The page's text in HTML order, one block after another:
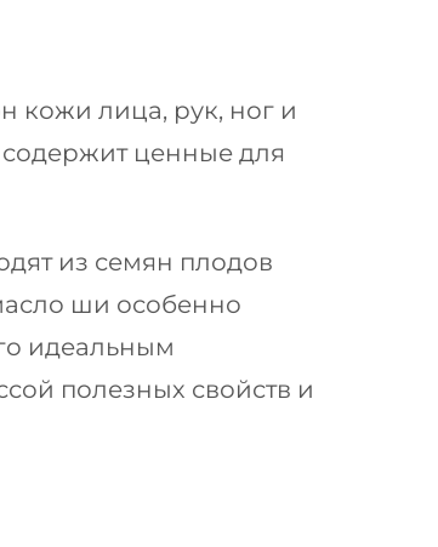
кожи лица, рук, ног и
ценные для
из семян плодов
ши особенно
идеальным
полезных свойств и